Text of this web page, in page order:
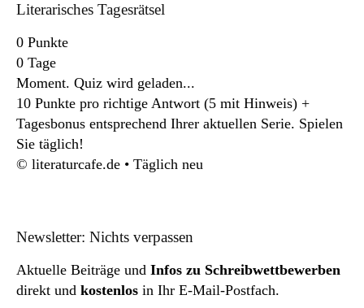
Literarisches Tagesrätsel
0 Punkte
0 Tage
Moment. Quiz wird geladen...
10 Punkte pro richtige Antwort (5 mit Hinweis) +
Tagesbonus entsprechend Ihrer aktuellen Serie. Spielen
Sie täglich!
© literaturcafe.de • Täglich neu
Newsletter: Nichts verpassen
Aktuelle Beiträge und Infos zu Schreibwettbewerben
direkt und kostenlos in Ihr E-Mail-Postfach.